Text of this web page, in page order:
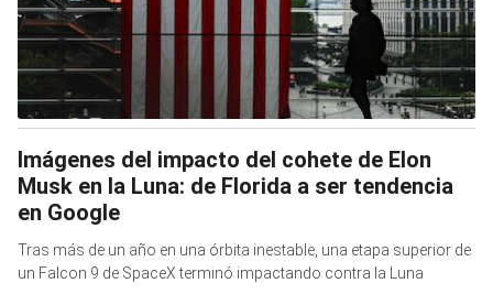
Imágenes del impacto del cohete de Elon
Musk en la Luna: de Florida a ser tendencia
en Google
Tras más de un año en una órbita inestable, una etapa superior de
un Falcon 9 de SpaceX terminó impactando contra la Luna